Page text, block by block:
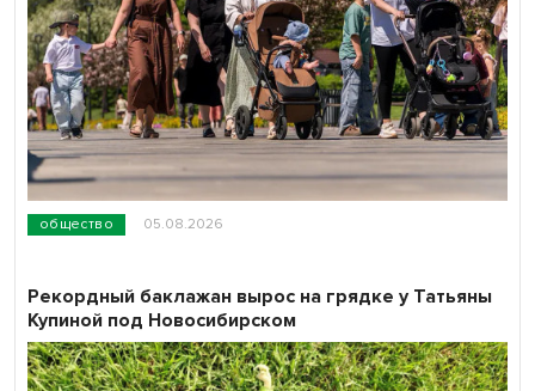
общество 05.08.2026
Рекордный баклажан вырос на грядке у Татьяны
Купиной под Новосибирском